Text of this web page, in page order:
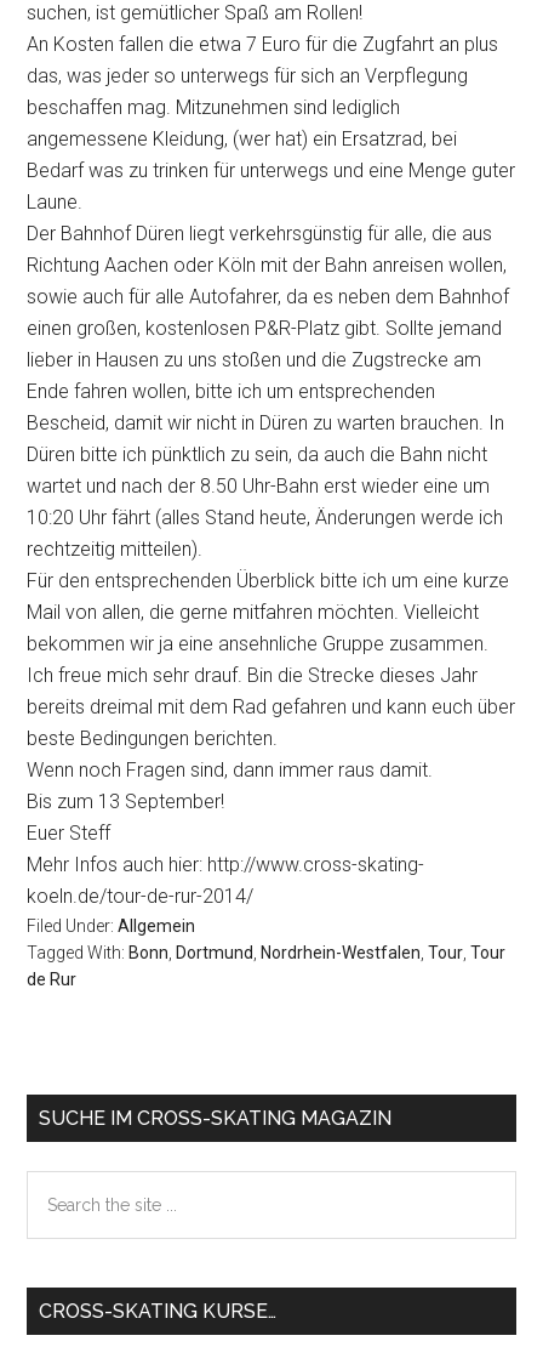
suchen, ist gemütlicher Spaß am Rollen!
An Kosten fallen die etwa 7 Euro für die Zugfahrt an plus
das, was jeder so unterwegs für sich an Verpflegung
beschaffen mag. Mitzunehmen sind lediglich
angemessene Kleidung, (wer hat) ein Ersatzrad, bei
Bedarf was zu trinken für unterwegs und eine Menge guter
Laune.
Der Bahnhof Düren liegt verkehrsgünstig für alle, die aus
Richtung Aachen oder Köln mit der Bahn anreisen wollen,
sowie auch für alle Autofahrer, da es neben dem Bahnhof
einen großen, kostenlosen P&R-Platz gibt. Sollte jemand
lieber in Hausen zu uns stoßen und die Zugstrecke am
Ende fahren wollen, bitte ich um entsprechenden
Bescheid, damit wir nicht in Düren zu warten brauchen. In
Düren bitte ich pünktlich zu sein, da auch die Bahn nicht
wartet und nach der 8.50 Uhr-Bahn erst wieder eine um
10:20 Uhr fährt (alles Stand heute, Änderungen werde ich
rechtzeitig mitteilen).
Für den entsprechenden Überblick bitte ich um eine kurze
Mail von allen, die gerne mitfahren möchten. Vielleicht
bekommen wir ja eine ansehnliche Gruppe zusammen.
Ich freue mich sehr drauf. Bin die Strecke dieses Jahr
bereits dreimal mit dem Rad gefahren und kann euch über
beste Bedingungen berichten.
Wenn noch Fragen sind, dann immer raus damit.
Bis zum 13 September!
Euer Steff
Mehr Infos auch hier: http://www.cross-skating-
koeln.de/tour-de-rur-2014/
Filed Under:Allgemein
Tagged With: Bonn Dortmund Nordrhein-Westfalen ,Tour ,Tour
de Rur
Primary
SUCHE IM CROSS-SKATING MAGAZIN
the
CROSS-SKATING KURSE…